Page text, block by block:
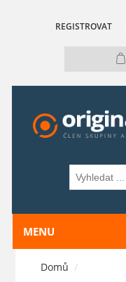
REGISTROVAT
MENU
Domů /